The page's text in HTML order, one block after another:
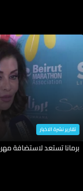
تقارير نشرة الاخبار
برمانا تستعد لاستضافة